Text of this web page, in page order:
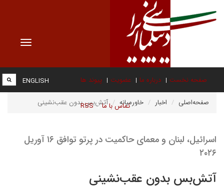
Toggle
صفحه نخست درباره ما عضویت پیوند ها
تماس با ما RSS
ENGLISH
صفحه‌اصلی اخبار خاورمیانه آتش‌بس بدون عقب‌نشینی
اسرائیل، لبنان و معمای حاکمیت در پرتو توافق ۱۶ آوریل
۲۰۲۶
آتش‌بس بدون عقب‌نشینی